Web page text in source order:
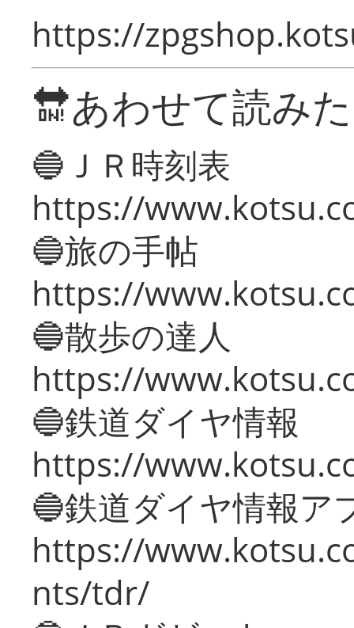
https://
🔛あわせて読み
🔵ＪＲ時刻表
https://
🔵旅の手帖
https://
🔵散歩の達人
https://
🔵鉄道ダイヤ情報
https://
🔵鉄道ダイヤ情報ア
https://
nts/tdr/